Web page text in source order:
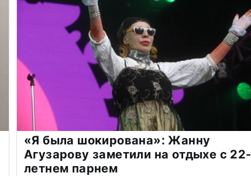
«Я была шокирована»: Жанну
Агузарову заметили на отдыхе с 22-
летнем парнем